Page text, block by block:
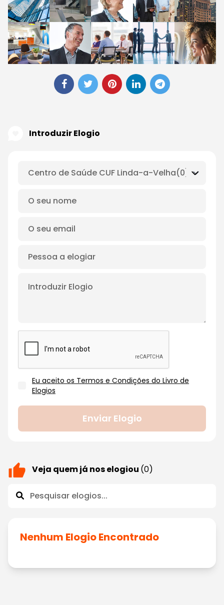
Veja quem já nos elogiou (0)
Nenhum Elogio Encontrado
Introduzir Elogio
Eu aceito os Termos e Condições do Livro de
Elogios
Enviar Elogio